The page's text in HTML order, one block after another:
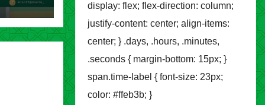
display: flex; flex-direction: column;
justify-content: center; align-items:
center; } .days, .hours, .minutes,
.seconds { margin-bottom: 15px; }
span.time-label { font-size: 23px;
color: #ffeb3b; }